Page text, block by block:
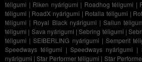
téligumi | Riken nyárigumi | Roadhog téligumi |
téligumi | RoadX nyárigumi | Rotalla téligumi |
téligumi | Royal Black nyárigumi |Sailun
téligumi | Sava nyárigumi |Sebring téligumi |
téligumi |SEIBERLING nyárigumi |Semperit
Speedways téligumi |Speedways nyárigumi |
nyárigumi |Star Performer téligumi | Star